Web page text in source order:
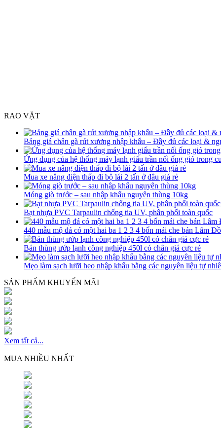
RAO VẶT
Bảng giá chân gà rút xương nhập khẩu – Đầy đủ các loại &
Ứng dụng của hệ thống máy lạnh giấu trần nối ống gió trong
Mua xe nâng điện thấp đi bộ lái 2 tấn ở đâu giá rẻ
Móng giò trước – sau nhập khẩu nguyên thùng 10kg
Bạt nhựa PVC Tarpaulin chống tia UV, phân phối toàn quốc
440 mẫu mộ đá có một hai ba 1 2 3 4 bốn mái che bán Lâm
Bán thùng ướp lạnh công nghiệp 450l có chân giá cực rẻ
Mẹo làm sạch lưỡi heo nhập khẩu bằng các nguyên liệu tự
SẢN PHẨM KHUYẾN MÃI
Xem tất cả...
MUA NHIỀU NHẤT